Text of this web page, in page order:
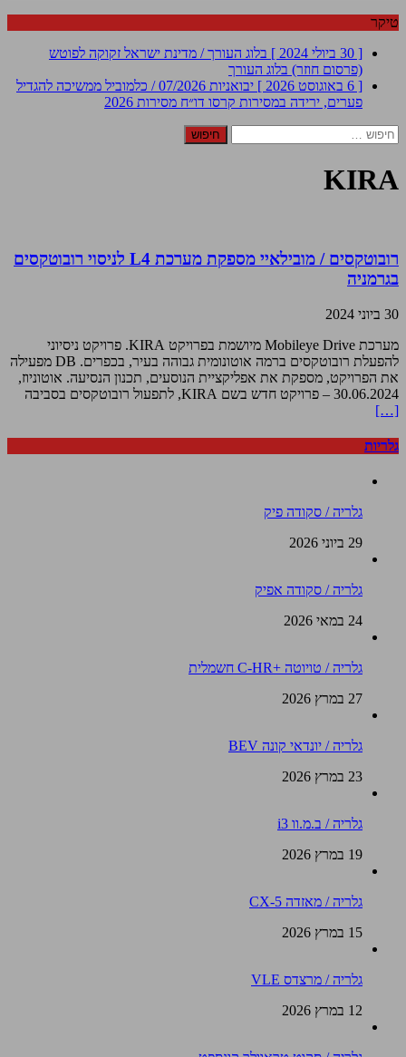
טיקר
[ 30 ביולי 2024 ]
בלוג העורך / מדינת ישראל זקוקה לפוטש
(פרסום חוזר) בלוג העורך
[ 6 באוגוסט 2026 ]
יבואניות 07/2026 / כלמוביל ממשיכה להגדיל
פערים, ירידה במסירות קרסו דו״ח מסירות 2026
חיפוש:
KIRA
רובוטקסים / מובילאיי מספקת מערכת L4 לניסוי רובוטקסים
בגרמניה
30 ביוני 2024
מערכת Mobileye Drive מיושמת בפרויקט KIRA. פרויקט ניסיוני
להפעלת רובוטקסים ברמה אוטונומית גבוהה בעיר, בכפרים. DB מפעילה
את הפרויקט, מספקת את אפליקציית הנוסעים, תכנון הנסיעה. אוטוניוז,
30.06.2024 – פרויקט חדש בשם KIRA, לתפעול רובוטקסים בסביבה
[…]
גלריות
גלריה / סקודה פיק
29 ביוני 2026
גלריה / סקודה אפיק
24 במאי 2026
גלריה / טויוטה +C-HR חשמלית
27 במרץ 2026
גלריה / יונדאי קונה BEV
23 במרץ 2026
גלריה / ב.מ.וו i3
19 במרץ 2026
גלריה / מאזדה CX-5
15 במרץ 2026
גלריה / מרצדס VLE
12 במרץ 2026